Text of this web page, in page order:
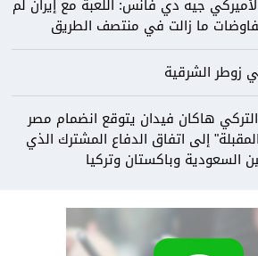
جيه دي فانس: اللعبة مع إيران لم
ما زالت في منتصف الطريق
زوطر الشرقية
التركي هاكان فيدان يتوقع انضمام مصر
إلى اتفاق الدفاع المشترك الذي
السعودية وباكستان وتركيا